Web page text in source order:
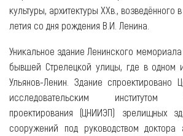
культуры, архитектуры XXв., возведённого
летия со дня рождения В.И. Ленина.
Уникальное здание Ленинского
бывшей Стрелецкой улицы, где в одном
Ульянов-Ленин. Здание спроектировано
исследовательским институтом
проектирования (ЦНИИЭП) зрелищных
сооружений под руководством доктора